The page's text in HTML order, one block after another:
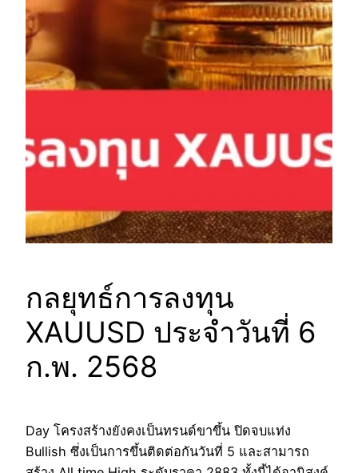
กลยุทธ์การลงทุน
XAUUSD ประจำวันที่ 6
ก.พ. 2568
Day โครงสร้างยังคงเป็นทรนด์ขาขึ้น ปิดจบแท่ง
Bullish ซึ่งเป็นการขึ้นติดต่อกันวันที่ 5 และสามารถ